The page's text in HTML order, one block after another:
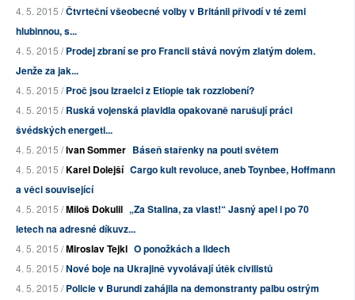
4. 5. 2015 /Čtvrteční všeobecné volby v Británii přivodí v té zemi
hlubinnou, s...
4. 5. 2015 /Prodej zbraní se pro Francii stává novým zlatým dolem.
Jenže za jak...
4. 5. 2015 /Proč jsou Izraelci z Etiopie tak rozzlobení?
4. 5. 2015 /Ruská vojenská plavidla opakovaně narušují práci
švédských energeti...
4. 5. 2015 /Ivan Sommer Báseň stařenky na pouti světem
4. 5. 2015 /Karel Dolejší Cargo kult revoluce, aneb Toynbee, Hoffmann
a věci související
4. 5. 2015 /Miloš Dokulil „Za Stalina, za vlast!“ Jasný apel i po 70
letech na adresné díkuvz...
4. 5. 2015 /Miroslav Tejkl O ponožkách a lidech
4. 5. 2015 /Nové boje na Ukrajině vyvolávají útěk civilistů
4. 5. 2015 /Policie v Burundi zahájila na demonstranty palbu ostrým